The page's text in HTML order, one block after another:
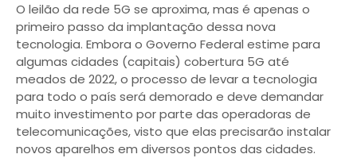
O leilão da rede 5G se aproxima, mas é apenas o
primeiro passo da implantação dessa nova
tecnologia. Embora o Governo Federal estime para
algumas cidades (capitais) cobertura 5G até
meados de 2022, o processo de levar a tecnologia
para todo o país será demorado e deve demandar
muito investimento por parte das operadoras de
telecomunicações, visto que elas precisarão instalar
novos aparelhos em diversos pontos das cidades.